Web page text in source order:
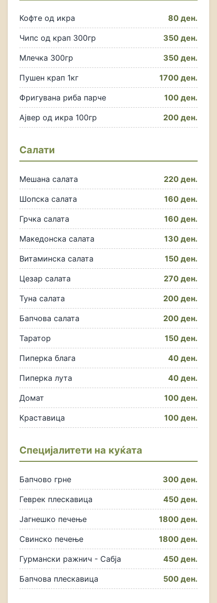
Кофте од икра 80 ден.
Чипс од крап 300гр 350 ден.
Млечка 300гр 350 ден.
Пушен крап 1кг 1700 ден.
Фригувана риба парче 100 ден.
Ајвер од икра 100гр 200 ден.
Салати
Мешана салата 220 ден.
Шопска салата 160 ден.
Грчка салата 160 ден.
Македонска салата 130 ден.
Витаминска салата 150 ден.
Цезар салата 270 ден.
Туна салата 200 ден.
Бапчова салата 200 ден.
Таратор 150 ден.
Пиперка блага 40 ден.
Пиперка лута 40 ден.
Домат 100 ден.
Краставица 100 ден.
Специјалитети на куќата
Бапчово грне 300 ден.
Геврек плескавица 450 ден.
Јагнешко печење 1800 ден.
Свинско печење 1800 ден.
Гурмански ражнич - Сабја 450 ден.
Бапчова плескавица 500 ден.